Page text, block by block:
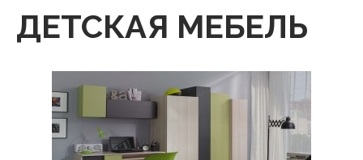
ДЕТСКАЯ МЕБЕЛЬ